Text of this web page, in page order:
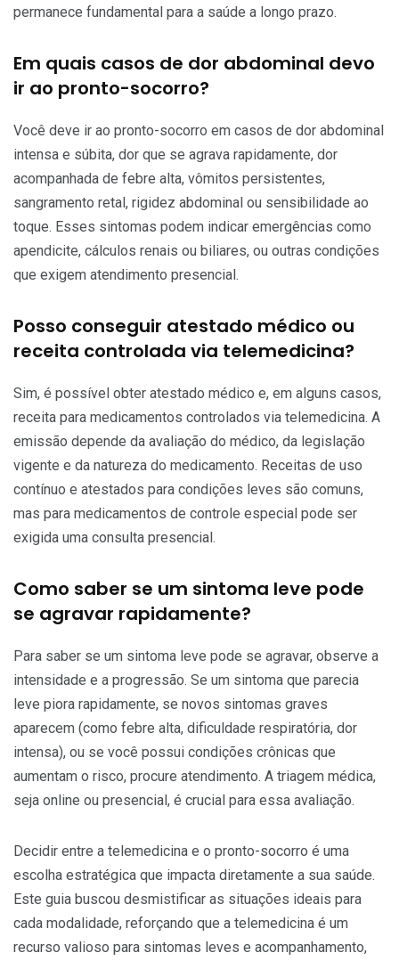
permanece fundamental para a saúde a longo prazo.
Em quais casos de dor abdominal devo
ir ao pronto-socorro?
Você deve ir ao pronto-socorro em casos de dor abdominal
intensa e súbita, dor que se agrava rapidamente, dor
acompanhada de febre alta, vômitos persistentes,
sangramento retal, rigidez abdominal ou sensibilidade ao
toque. Esses sintomas podem indicar emergências como
apendicite, cálculos renais ou biliares, ou outras condições
que exigem atendimento presencial.
Posso conseguir atestado médico ou
receita controlada via telemedicina?
Sim, é possível obter atestado médico e, em alguns casos,
receita para medicamentos controlados via telemedicina. A
emissão depende da avaliação do médico, da legislação
vigente e da natureza do medicamento. Receitas de uso
contínuo e atestados para condições leves são comuns,
mas para medicamentos de controle especial pode ser
exigida uma consulta presencial.
Como saber se um sintoma leve pode
se agravar rapidamente?
Para saber se um sintoma leve pode se agravar, observe a
intensidade e a progressão. Se um sintoma que parecia
leve piora rapidamente, se novos sintomas graves
aparecem (como febre alta, dificuldade respiratória, dor
intensa), ou se você possui condições crônicas que
aumentam o risco, procure atendimento. A triagem médica,
seja online ou presencial, é crucial para essa avaliação.
Decidir entre a telemedicina e o pronto-socorro é uma
escolha estratégica que impacta diretamente a sua saúde.
Este guia buscou desmistificar as situações ideais para
cada modalidade, reforçando que a telemedicina é um
recurso valioso para sintomas leves e acompanhamento,